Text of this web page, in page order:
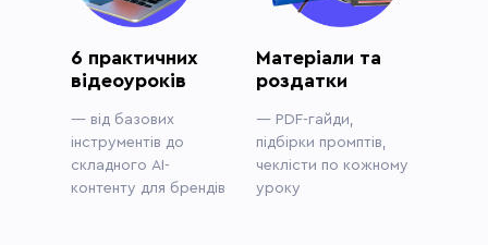
Матеріали та
роздатки
— PDF-гайди,
підбірки промптів,
чеклісти по кожному
уроку
6 практичних
відеоуроків
— від базових
інструментів до
складного AI-
контенту для брендів